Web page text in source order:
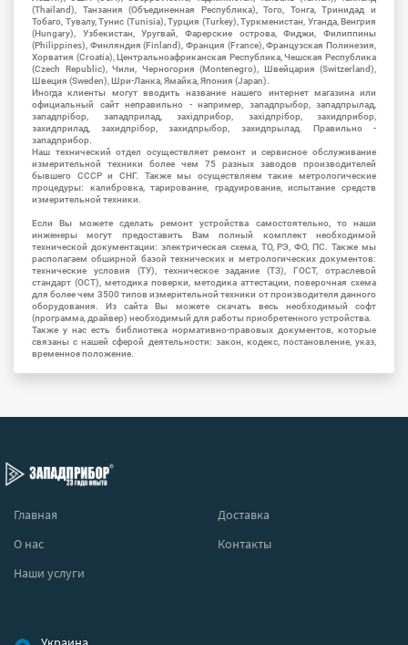
(Thailand), Танзания (Объединенная Республика), Того, Тонга, Тринидад и
Тобаго, Тувалу, Тунис (Tunisia), Турция (Turkey), Туркменистан, Уганда, Венгрия
(Hungary), Узбекистан, Уругвай, Фарерские острова, Фиджи, Филиппины
(Philippines), Финляндия (Finland), Франция (France), Французская Полинезия,
Хорватия (Croatia), Центральноафриканская Республика, Чешская Республика
(Czech Republic), Чили, Черногория (Montenegro), Швейцария (Switzerland),
Швеция (Sweden), Шри-Ланка, Ямайка, Япония (Japan).
Иногда клиенты могут вводить название нашего интернет магазина или
официальный сайт неправильно - например, западпрыбор, западпрылад,
западпрібор, западприлад, західприбор, західпрібор, захидприбор,
захидприлад, захидпрібор, захидпрыбор, захидпрылад. Правильно -
западприбор.
Наш технический отдел осуществляет ремонт и сервисное обслуживание
измерительной техники более чем 75 разных заводов производителей
бывшего СССР и СНГ. Также мы осуществляем такие метрологические
процедуры: калибровка, тарирование, градуирование, испытание средств
измерительной техники.
Если Вы можете сделать ремонт устройства самостоятельно, то наши
инженеры могут предоставить Вам полный комплект необходимой
технической документации: электрическая схема, ТО, РЭ, ФО, ПС. Также мы
располагаем обширной базой технических и метрологических документов:
технические условия (ТУ), техническое задание (ТЗ), ГОСТ, отраслевой
стандарт (ОСТ), методика поверки, методика аттестации, поверочная схема
для более чем 3500 типов измерительной техники от производителя данного
оборудования. Из сайта Вы можете скачать весь необходимый софт
(программа, драйвер) необходимый для работы приобретенного устройства.
Также у нас есть библиотека нормативно-правовых документов, которые
связаны с нашей сферой деятельности: закон, кодекс, постановление, указ,
временное положение.
Главная
Доставка
О нас
Контакты
Наши услуги